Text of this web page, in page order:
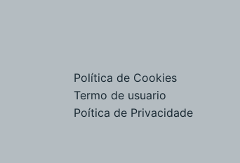
Política de Cookies
Termo de usuario
Poítica de Privacidade